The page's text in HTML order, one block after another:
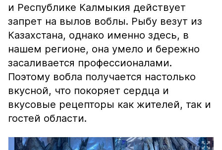
и Республике Калмыкия действует
запрет на вылов воблы. Рыбу везут из
Казахстана, однако именно здесь, в
нашем регионе, она умело и бережно
засаливается профессионалами.
Поэтому вобла получается настолько
вкусной, что покоряет сердца и
вкусовые рецепторы как жителей, так и
гостей области.